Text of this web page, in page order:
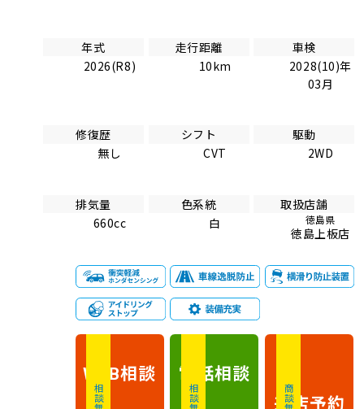
年式
2026(R8)
走行距離
10km
車検
2028(10)年
03月
修復歴
無し
シフト
CVT
駆動
2WD
排気量
660cc
色系統
白
取扱店舗
徳島県
徳島上板店
WEB相談 電話相談
来店予約